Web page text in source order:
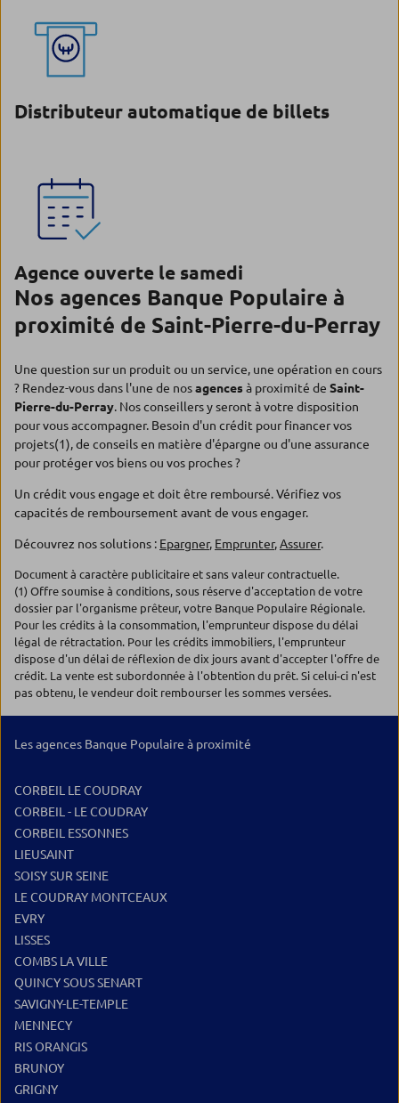
Distributeur automatique de billets
Agence ouverte le samedi
Nos agences Banque Populaire à
proximité de Saint-Pierre-du-Perray
Une question sur un produit ou un service, une opération en cours
? Rendez-vous dans l'une de nosagencesà proximité de Saint-
Pierre-du-Perray. Nos conseillers y seront à votre disposition
pour vous accompagner. Besoin d'un crédit pour financer vos
projets(1), de conseils en matière d'épargne ou d'une assurance
pour protéger vos biens ou vos proches ?
Un crédit vous engage et doit être remboursé. Vérifiez vos
capacités de remboursement avant de vous engager.
Découvrez nos solutions : Epargner, Emprunter,Assurer.
Document à caractère publicitaire et sans valeur contractuelle.
(1) Offre soumise à conditions, sous réserve d'acceptation de votre
dossier par l'organisme prêteur, votre Banque Populaire Régionale.
Pour les crédits à la consommation, l'emprunteur dispose du délai
légal de rétractation. Pour les crédits immobiliers, l'emprunteur
dispose d'un délai de réflexion de dix jours avant d'accepter l'offre de
crédit. La vente est subordonnée à l'obtention du prêt. Si celui-ci n'est
pas obtenu, le vendeur doit rembourser les sommes versées.
Les agences Banque Populaire à proximité
CORBEIL LE COUDRAY
CORBEIL - LE COUDRAY
CORBEIL ESSONNES
LIEUSAINT
SOISY SUR SEINE
LE COUDRAY MONTCEAUX
EVRY
LISSES
COMBS LA VILLE
QUINCY SOUS SENART
SAVIGNY-LE-TEMPLE
MENNECY
RIS ORANGIS
BRUNOY
GRIGNY